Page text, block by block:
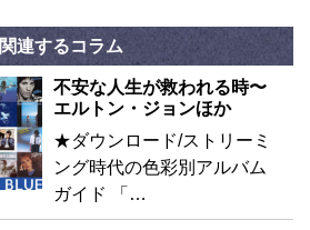
関連するコラム
不安な人生が救われる時〜
エルトン・ジョンほか
★ダウンロード/ストリーミ
ング時代の色彩別アルバム
ガイド 「…